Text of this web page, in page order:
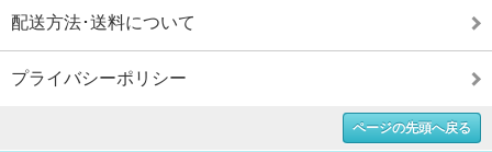
配送方法･送料について
プライバシーポリシー
ページの先頭へ戻る